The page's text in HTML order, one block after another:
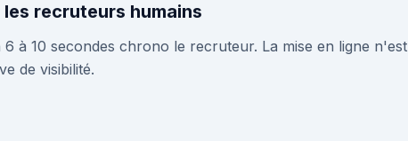
recruteurs humains
à 10 secondes chrono le recruteur. La mise en ligne n'est
de visibilité.